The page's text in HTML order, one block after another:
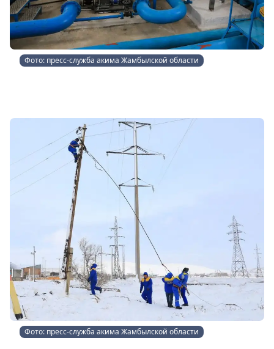
Фото: пресс-служба акима Жамбылской области
Фото: пресс-служба акима Жамбылской области